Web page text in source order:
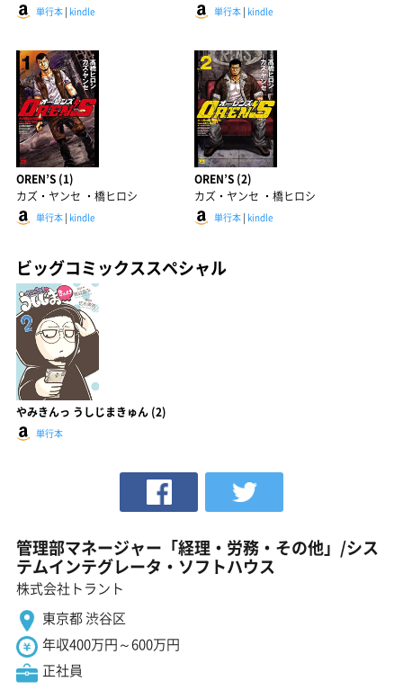
単行本 | kindle 単行本| kindle
OREN’S (1)
カズ・ヤンセ ・橋ヒロシ
単行本 | kindle
OREN’S (2)
カズ・ヤンセ ・橋ヒロシ
単行本| kindle
ビッグコミックススペシャル
やみきんっ うしじまきゅん (2)
単行本
管理部マネージャー「経理・労務・その他」/シス
テムインテグレータ・ソフトハウス
株式会社トラント
東京都 渋谷区
年収400万円～600万円
正社員